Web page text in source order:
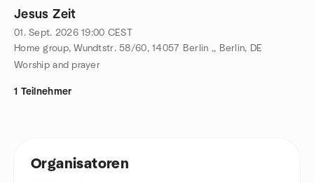
Jesus Zeit
01. Sept. 2026 19:00 CEST
Home group, Wundtstr. 58/60, 14057 Berlin ,, Berlin, DE
Worship and prayer
1 Teilnehmer
Organisatoren